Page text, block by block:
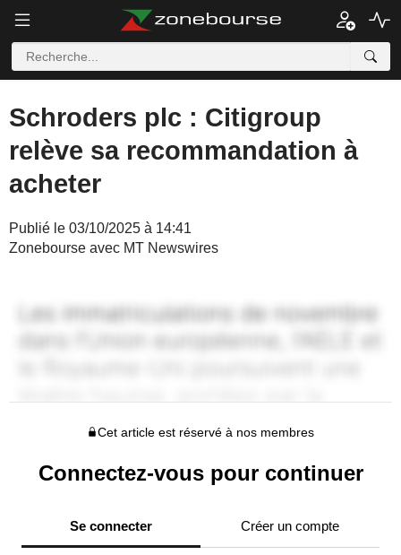
Schroders plc : Citigroup
relève sa recommandation à
acheter
Publié le 03/10/2025 à 14:41
Zonebourse avec MT Newswires
Cet article est réservé à nos membres
Connectez-vous pour continuer
Se connecter Créer un compte